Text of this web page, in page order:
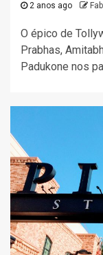
2 anos ago
O épico de
Prabhas,
Padukone nos